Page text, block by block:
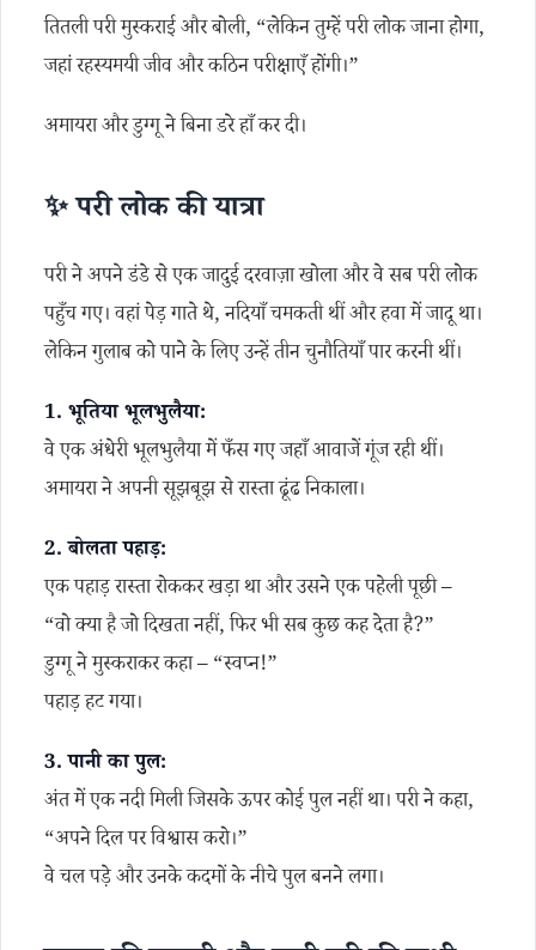
तितली परी मुस्कराई और बोली, “लेकिन तुम्हें परी लोक जाना होगा,
जहां रहस्यमयी जीव और कठिन परीक्षाएँ होंगी।”
अमायरा और डुग्गू ने बिना डरे हाँ कर दी।
✨ परी लोक की यात्रा
परी ने अपने डंडे से एक जादुई दरवाज़ा खोला और वे सब परी लोक
पहुँच गए। वहां पेड़ गाते थे, नदियाँ चमकती थीं और हवा में जादू था।
लेकिन गुलाब को पाने के लिए उन्हें तीन चुनौतियाँ पार करनी थीं।
1. भूतिया भूलभुलैया:
वे एक अंधेरी भूलभुलैया में फँस गए जहाँ आवाजें गूंज रही थीं।
अमायरा ने अपनी सूझबूझ से रास्ता ढूंढ निकाला।
2. बोलता पहाड़:
एक पहाड़ रास्ता रोककर खड़ा था और उसने एक पहेली पूछी –
“वो क्या है जो दिखता नहीं, फिर भी सब कुछ कह देता है?”
डुग्गू ने मुस्कराकर कहा – “स्वप्न!”
पहाड़ हट गया।
3. पानी का पुल:
अंत में एक नदी मिली जिसके ऊपर कोई पुल नहीं था। परी ने कहा,
“अपने दिल पर विश्वास करो।”
वे चल पड़े और उनके कदमों के नीचे पुल बनने लगा।